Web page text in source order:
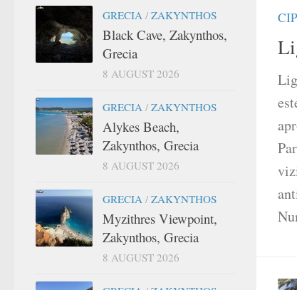
GRECIA / ZAKYNTHOS
Black Cave, Zakynthos,
Grecia
8 AUGUST 2026
GRECIA / ZAKYNTHOS
Alykes Beach,
Zakynthos, Grecia
8 AUGUST 2026
GRECIA / ZAKYNTHOS
Myzithres Viewpoint,
Zakynthos, Grecia
8 AUGUST 2026